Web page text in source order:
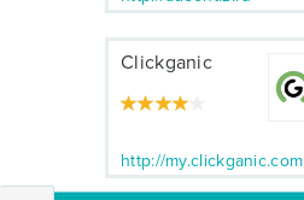
Clickganic
http://my.clickganic.com